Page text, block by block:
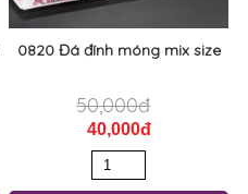
0820 Đá đính móng mix size
50,000đ
40,000đ